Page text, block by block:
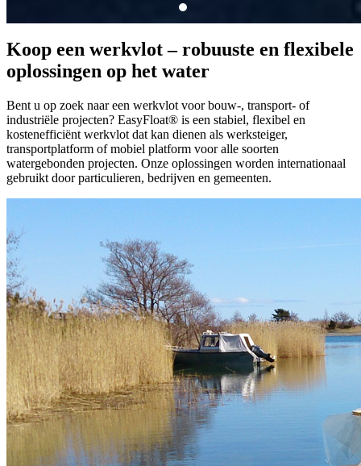
Koop een werkvlot – robuuste en flexibele
oplossingen op het water
Bent u op zoek naar een werkvlot voor bouw-, transport- of
industriële projecten? EasyFloat® is een stabiel, flexibel en
kostenefficiënt werkvlot dat kan dienen als werksteiger,
transportplatform of mobiel platform voor alle soorten
watergebonden projecten. Onze oplossingen worden internationaal
gebruikt door particulieren, bedrijven en gemeenten.